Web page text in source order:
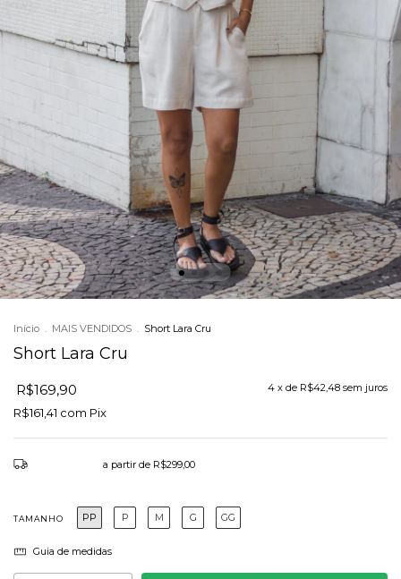
Início . MAIS VENDIDOS . Short Lara Cru
Short Lara Cru
R$169,90 4 x de R$42,48 sem juros
R$161,41 com Pix
a partir de R$299,00
TAMANHO PP P M G GG
Guia de medidas